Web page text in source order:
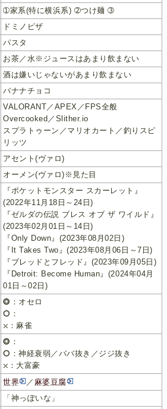
➀家系(特に横浜系) ➁つけ麺 ➂
ドミノピザ
パスタ
お茶／水※ジュースはあまり飲まない
酒は嫌いじゃないがあまり飲まない
バナナチョコ
VALORANT／APEX／FPS全般
Overcooked／Slither.io
スプラトゥーン／マリオカート／釣りスピ
リッツ
アセント(ヴァロ)
オーメン(ヴァロ)※見た目
『ポケットモンスター スカーレット』
(2022年11月18日～24日)
『ゼルダの伝説 ブレス オブ ザ ワイルド』
(2023年02月01日～14日)
『Only Down』(2023年08月02日)
『It Takes Two』(2023年08月06日～7日)
『ブレッドとフレッド』(2023年09月05日)
『Detroit: Become Human』(2024年04月
01日～02日)
⭗：オセロ
⭘：
⛌：麻雀
⭗：
⭘：神経衰弱／ババ抜き／ジジ抜き
⛌：大富豪
世界 ／ 麻婆豆腐
「神っぽいな」